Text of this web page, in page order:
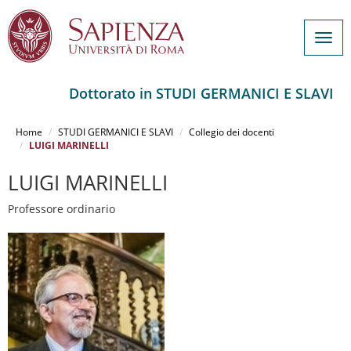
contenuto
Dottorato in STUDI GERMANICI E SLAVI
Home STUDI GERMANICI E SLAVI
Collegio dei docenti
LUIGI MARINELLI
LUIGI MARINELLI
Professore ordinario